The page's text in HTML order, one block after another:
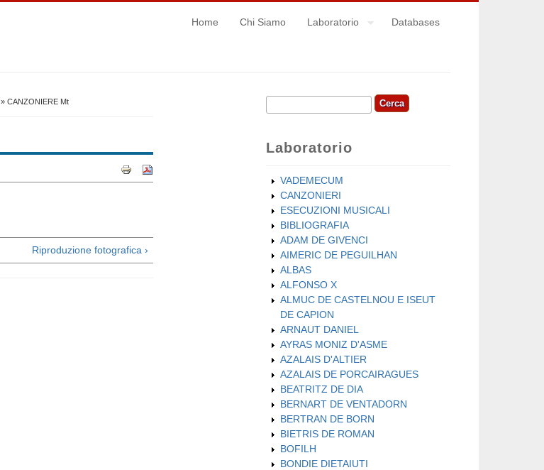
Home Chi Siamo Laboratorio Databases
» CANZONIERE Mt
Riproduzione fotografica ›
Form di ricerca
Cerca
Laboratorio
VADEMECUM
CANZONIERI
ESECUZIONI MUSICALI
BIBLIOGRAFIA
ADAM DE GIVENCI
AIMERIC DE PEGUILHAN
ALBAS
ALFONSO X
ALMUC DE CASTELNOU E ISEUT
DE CAPION
ARNAUT DANIEL
AYRAS MONIZ D'ASME
AZALAIS D'ALTIER
AZALAIS DE PORCAIRAGUES
BEATRITZ DE DIA
BERNART DE VENTADORN
BERTRAN DE BORN
BIETRIS DE ROMAN
BOFILH
BONDIE DIETAIUTI